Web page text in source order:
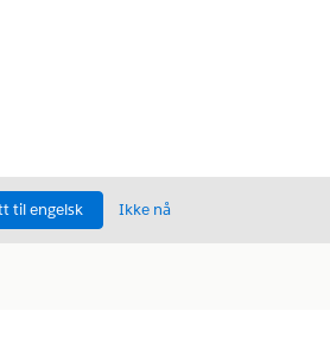
til engelsk Ikke nå